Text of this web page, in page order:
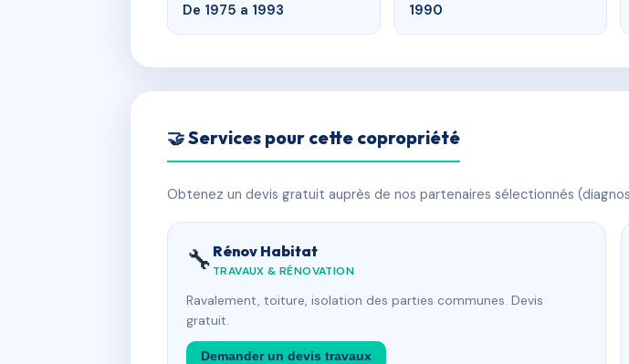
De 1975 a 1993 1990
🤝 Services pour cette copropriété
Obtenez un devis gratuit auprès de nos partenaires sélectionnés
🔧 Rénov Habitat
TRAVAUX & RÉNOVATION
Ravalement, toiture, isolation des parties communes. Devis
gratuit.
Demander un devis travaux